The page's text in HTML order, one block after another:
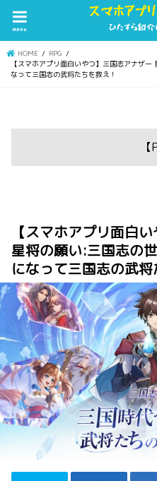
menu
HOME
RPG
【スマホアプリ面白いやつ】三国志アナザ
なって三国志の武将たちを救え！
【
【スマホアプリ面白
星将の願い:三国志の
になって三国志の武将